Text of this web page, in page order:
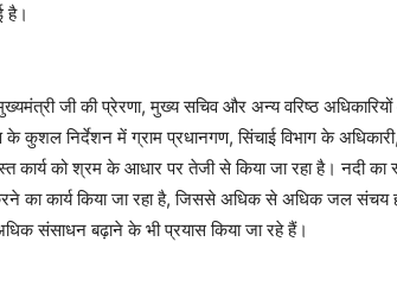
है।
जी की प्रेरणा, मुख्य सचिव और अन्य वरिष्ठ
के कुशल निर्देशन में ग्राम प्रधानगण, सिंचाई विभाग के
कार्य को श्रम के आधार पर तेजी से किया जा रहा है। नदी
का कार्य किया जा रहा है, जिससे अधिक से अधिक जल संचय
संसाधन बढ़ाने के भी प्रयास किया जा रहे हैं।